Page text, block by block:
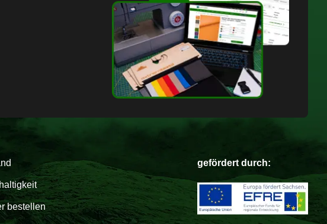
bestellen
gefördert durch: